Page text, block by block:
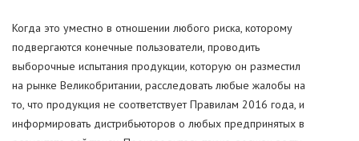
Когда это уместно в отношении любого риска, которому
подвергаются конечные пользователи, проводить
выборочные испытания продукции, которую он разместил
на рынке Великобритании, расследовать любые жалобы на
то, что продукция не соответствует Правилам 2016 года, и
информировать дистрибьюторов о любых предпринятых в